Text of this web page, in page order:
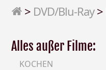
> DVD/Blu-Ray>
Alles außer Filme:
KOCHEN